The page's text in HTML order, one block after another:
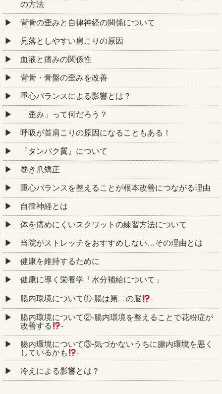
の方法
背骨の歪みと自律神経の関係について
見落としやすい肩こりの原因
血液と痛みの関係性
背骨・骨盤の歪みを改善
重心バランスによる影響とは？
「歪み」って何だろう？
呼吸が首肩こりの原因になることもある！
『タンパク質』について
巻き爪矯正
重心バランスを整えることが根本改善につながる理由
自律神経とは
体を痛めにくいスクワットの練習方法について
当院がストレッチをおすすめしない…その理由とは
健康を維持するために
健康に導く栄養学「水分補給について」
腸内環境について①‐腸は第二の脳 ‐
腸内環境について②‐腸内環境を整えることで花粉症が
改善する
‐
腸内環境について③‐気づかないうちに腸内環境を悪く
しているかも
‐
冷えによる影響とは？